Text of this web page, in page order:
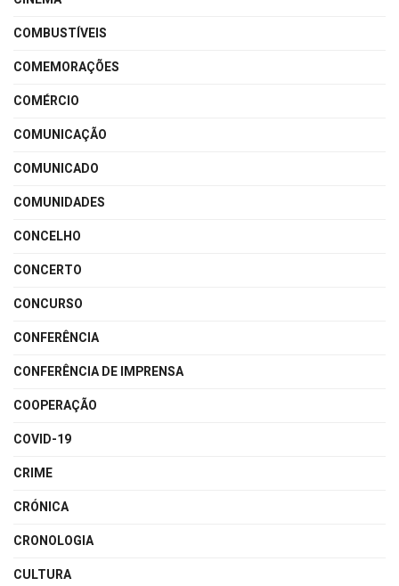
COMBUSTÍVEIS
COMEMORAÇÕES
COMÉRCIO
COMUNICAÇÃO
COMUNICADO
COMUNIDADES
CONCELHO
CONCERTO
CONCURSO
CONFERÊNCIA
CONFERÊNCIA DE IMPRENSA
COOPERAÇÃO
COVID-19
CRIME
CRÓNICA
CRONOLOGIA
CULTURA